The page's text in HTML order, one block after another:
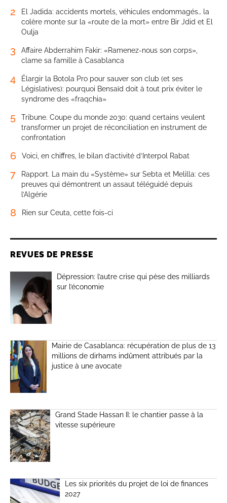
2
El Jadida: accidents mortels, véhicules endommagés… la
colère monte sur la «route de la mort» entre Bir Jdid et El
Oulja
3
Affaire Abderrahim Fakir: «Ramenez-nous son corps»,
clame sa famille à Casablanca
4
Élargir la Botola Pro pour sauver son club (et ses
Législatives): pourquoi Bensaïd doit à tout prix éviter le
syndrome des «fraqchia»
5
Tribune. Coupe du monde 2030: quand certains veulent
transformer un projet de réconciliation en instrument de
confrontation
6 Voici, en chiffres, le bilan d’activité d’Interpol Rabat
7
Rapport. La main du «Système» sur Sebta et Melilla: ces
preuves qui démontrent un assaut téléguidé depuis
l’Algérie
8 Rien sur Ceuta, cette fois-ci
REVUES DE PRESSE
Dépression: l’autre crise qui pèse des milliards
sur l’économie
Mairie de Casablanca: récupération de plus de 13
millions de dirhams indûment attribués par la
justice à une avocate
Grand Stade Hassan II: le chantier passe à la
vitesse supérieure
Les six priorités du projet de loi de finances
2027